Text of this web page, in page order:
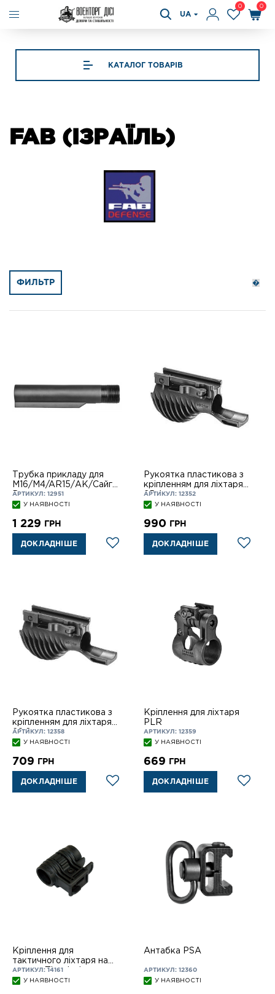
UA
0 0
КАТАЛОГ ТОВАРІВ
FAB (ІЗРАЇЛЬ)
ФИЛЬТР
Трубка прикладу для
M16/M4/AR15/АК/Сайга/
Вепр
АРТИКУЛ: 12951
У НАЯВНОСТІ
1 229 ГРН
ДОКЛАДНІШЕ
Рукоятка пластикова з
кріпленням для ліхтаря
25,4
АРТИКУЛ: 12352
У НАЯВНОСТІ
990 ГРН
ДОКЛАДНІШЕ
Рукоятка пластикова з
кріпленням для ліхтаря
28,6
АРТИКУЛ: 12358
У НАЯВНОСТІ
709 ГРН
ДОКЛАДНІШЕ
Кріплення для ліхтаря
PLR
АРТИКУЛ: 12359
У НАЯВНОСТІ
669 ГРН
ДОКЛАДНІШЕ
Кріплення для
тактичного ліхтаря на
планку Пікатінні
АРТИКУЛ: 14161
У НАЯВНОСТІ
Антабка PSA
АРТИКУЛ: 12360
У НАЯВНОСТІ